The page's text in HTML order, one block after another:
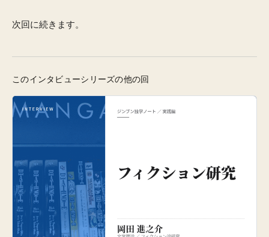
次回に続きます。
このインタビューシリーズの他の回